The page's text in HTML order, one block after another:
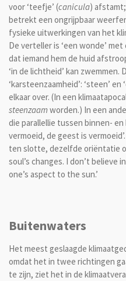
voor ‘teefje’ (canicula)
betrekt een ongrijpbaar
fysieke uitwerkingen van het
De verteller is ‘een wonde’
dat iemand hem de huid
‘in de lichtheid’ kan
‘karsteenzaamheid’: ‘steen’
elkaar over. (In een
steenzaam worden.) In een
die parallellie tussen binnen-
vermoeid, de geest is
ten slotte, dezelfde oriëntatie
soul’s changes. I don’t believe
one’s aspect to the sun.’
Buitenwaters
Het meest geslaagde
omdat het in twee richtingen
te zijn, ziet het in de